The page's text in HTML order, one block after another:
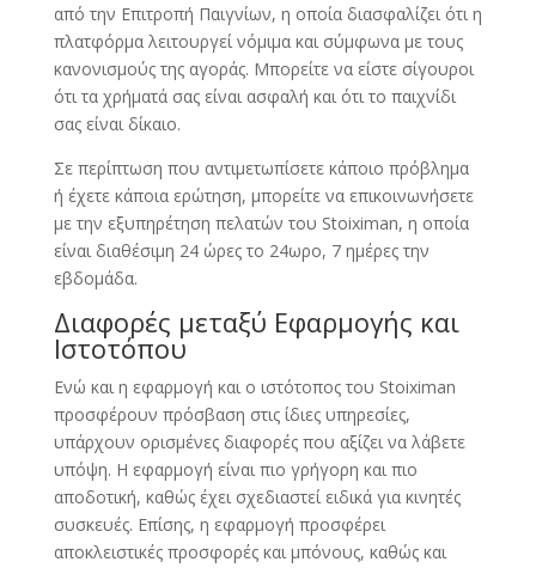
από την Επιτροπή Παιγνίων, η οποία διασφαλίζει ότι η
πλατφόρμα λειτουργεί νόμιμα και σύμφωνα με τους
κανονισμούς της αγοράς. Μπορείτε να είστε σίγουροι
ότι τα χρήματά σας είναι ασφαλή και ότι το παιχνίδι
σας είναι δίκαιο.
Σε περίπτωση που αντιμετωπίσετε κάποιο πρόβλημα
ή έχετε κάποια ερώτηση, μπορείτε να επικοινωνήσετε
με την εξυπηρέτηση πελατών του Stoiximan, η οποία
είναι διαθέσιμη 24 ώρες το 24ωρο, 7 ημέρες την
εβδομάδα.
Διαφορές μεταξύ Εφαρμογής και
Ιστοτόπου
Ενώ και η εφαρμογή και ο ιστότοπος του Stoiximan
προσφέρουν πρόσβαση στις ίδιες υπηρεσίες,
υπάρχουν ορισμένες διαφορές που αξίζει να λάβετε
υπόψη. Η εφαρμογή είναι πιο γρήγορη και πιο
αποδοτική, καθώς έχει σχεδιαστεί ειδικά για κινητές
συσκευές. Επίσης, η εφαρμογή προσφέρει
αποκλειστικές προσφορές και μπόνους, καθώς και